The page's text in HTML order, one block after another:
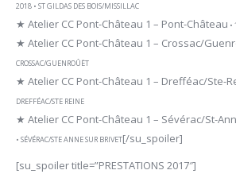
2018 • ST GILDAS DES BOIS/MISSILLAC
★ Atelier CC Pont-Château 1 – Pont-Château •
★ Atelier CC Pont-Château 1 – Crossac/
CROSSAC/GUENROÛËT
★ Atelier CC Pont-Château 1 – Drefféac/Ste-
DREFFÉAC/STE REINE
★ Atelier CC Pont-Château 1 – Sévérac/St-
• SÉVÉRAC/STE ANNE SUR BRIVET[/su_spoiler]
[su_spoiler title=”PRESTATIONS 2017″]